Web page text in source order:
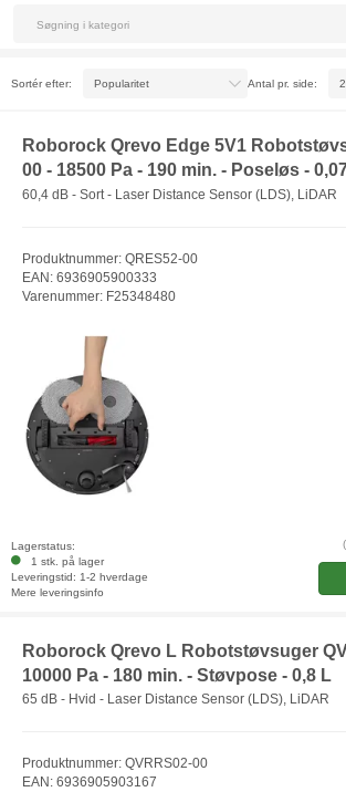
Sortér efter: Antal pr. side:
Roborock Qrevo Edge 5V1
00 - 18500 Pa - 190 min. - Poseløs -
60,4 dB - Sort - Laser Distance Sensor (LDS), LiDAR
Produktnummer: QRES52-00
EAN: 6936905900333
Varenummer: F25348480
Lagerstatus:
1 stk. på lager
Leveringstid: 1-2 hverdage
Mere leveringsinfo
Roborock Qrevo L Robotstøvsuger
10000 Pa - 180 min. - Støvpose - 0,8 L
65 dB - Hvid - Laser Distance Sensor (LDS), LiDAR
Produktnummer: QVRRS02-00
EAN: 6936905903167